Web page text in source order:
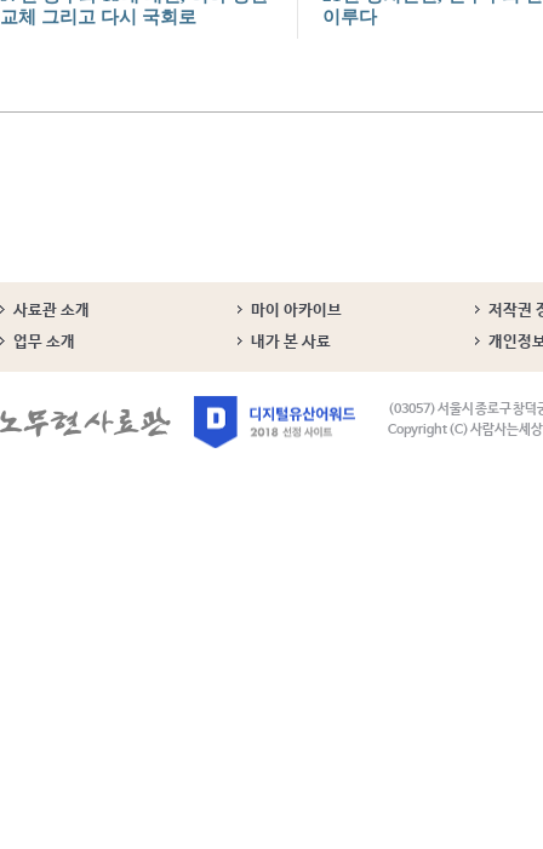
교체 그리고 다시 국회로
이루다
사료관 소개 마이 아카이브
저작권
업무 소개
내가 본 사료 개인정
(03057) 서울시 종로구 창덕
Copyright (C) 사람사는세